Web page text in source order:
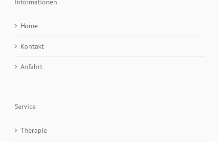
Informationen
Home
Kontakt
Anfahrt
Service
Therapie